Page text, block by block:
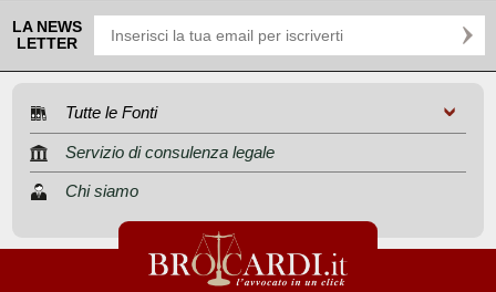
LA NEWS
LETTER
Tutte le Fonti
Servizio di consulenza legale
Chi siamo